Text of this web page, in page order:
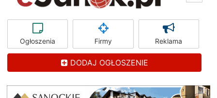
Ogłoszenia Firmy Reklama
DODAJ OGŁOSZENIE